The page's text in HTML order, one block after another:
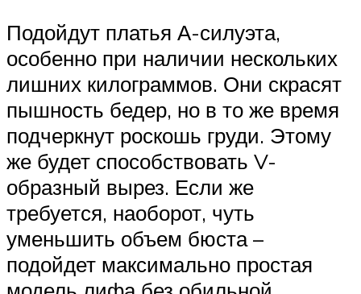
Подойдут платья А-силуэта,
особенно при наличии нескольких
лишних килограммов. Они скрасят
пышность бедер, но в то же время
подчеркнут роскошь груди. Этому
же будет способствовать V-
образный вырез. Если же
требуется, наоборот, чуть
уменьшить объем бюста –
подойдет максимально простая